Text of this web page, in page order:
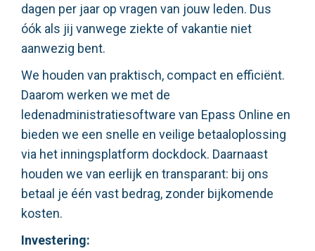
dagen per jaar op vragen van jouw leden. Dus
óók als jij vanwege ziekte of vakantie niet
aanwezig bent.
We houden van praktisch, compact en efficiënt.
Daarom werken we met de
ledenadministratiesoftware van Epass Online en
bieden we een snelle en veilige betaaloplossing
via het inningsplatform dockdock. Daarnaast
houden we van eerlijk en transparant: bij ons
betaal je één vast bedrag, zonder bijkomende
kosten.
Investering: